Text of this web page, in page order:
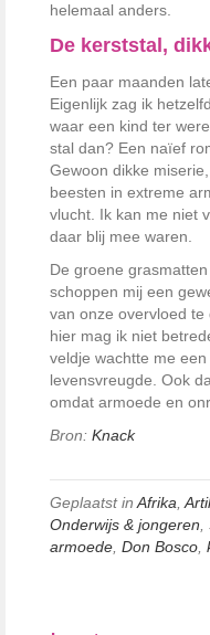
helemaal anders.
De kerststal,
Een paar maanden
Eigenlijk zag ik
waar een kind ter
stal dan? Een naïef
Gewoon dikke
beesten in extreme
vlucht. Ik kan me niet
daar blij mee waren.
De groene
schoppen mij een
van onze overvloed
hier mag ik niet
veldje wachtte me
levensvreugde. Ook
omdat armoede en
Bron: Knack
Geplaatst in Afrika
Onderwijs & jongeren
armoede Don Bosco